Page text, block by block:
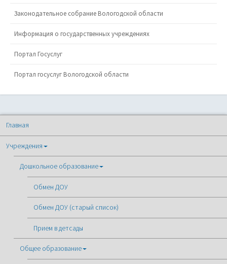
Законодательное собрание Вологодской области
Информация о государственных учреждениях
Портал Госуслуг
Портал госуслуг Вологодской области
Главная
Учреждения
Дошкольное образование
Обмен ДОУ
Обмен ДОУ (старый список)
Прием в детсады
Общее образование